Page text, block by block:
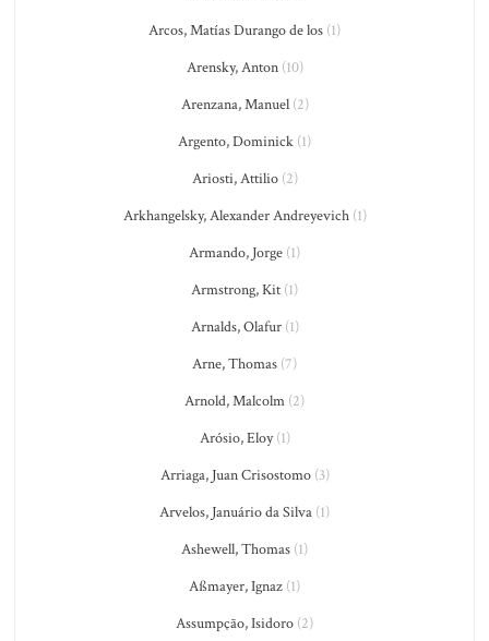
Arcos, Matías Durango de los (1)
Arensky, Anton(10)
Arenzana, Manuel(2)
Argento, Dominick (1)
Ariosti, Attilio(2)
Arkhangelsky, Alexander Andreyevich(1)
Armando, Jorge (1)
Armstrong, Kit (1)
Arnalds, Olafur(1)
Arne, Thomas (7)
Arnold, Malcolm (2)
Arósio, Eloy(1)
Arriaga, Juan Crisostomo(3)
Arvelos, Januário da Silva (1)
Ashewell, Thomas (1)
Aßmayer, Ignaz (1)
Assumpção, Isidoro (2)